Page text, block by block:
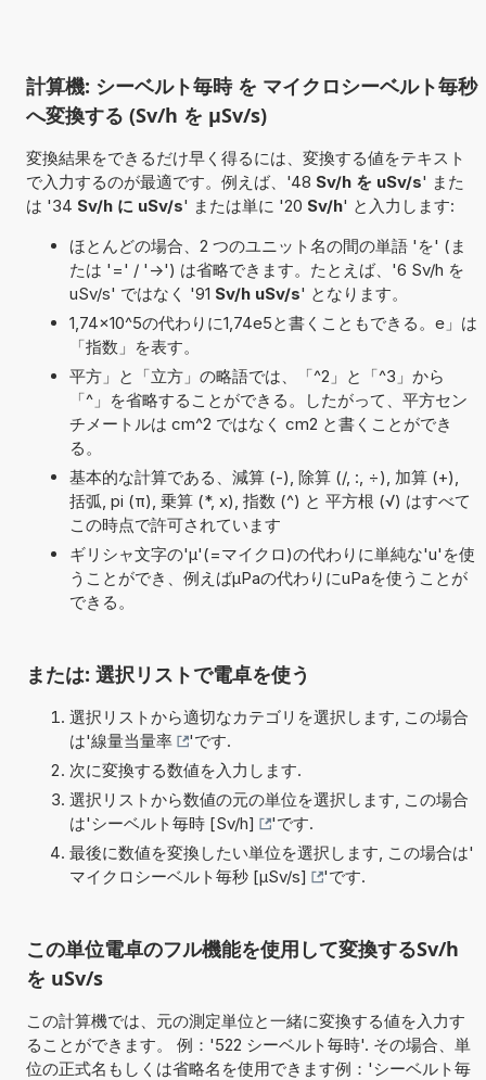
計算機: シーベルト毎時 を マイクロシーベルト毎秒
へ変換する (Sv/h を µSv/s)
変換結果をできるだけ早く得るには、変換する値をテキスト
で入力するのが最適です。例えば、'48 Sv/h を uSv/s' また
は '34 Sv/h に uSv/s' または単に '20 Sv/h' と入力します:
ほとんどの場合、2 つのユニット名の間の単語 'を' (ま
たは '=' / '->') は省略できます。たとえば、'6 Sv/h を
uSv/s' ではなく '91 Sv/h uSv/s' となります。
1,74×10^5の代わりに1,74e5と書くこともできる。e」は
「指数」を表す。
平方」と「立方」の略語では、「^2」と「^3」から
「^」を省略することができる。したがって、平方セン
チメートルは cm^2 ではなく cm2 と書くことができ
る。
基本的な計算である、減算 (-), 除算 (/, :, ÷), 加算 (+),
括弧, pi (π), 乗算 (*, x), 指数 (^) と 平方根 (√) はすべて
この時点で許可されています
ギリシャ文字の'μ'(=マイクロ)の代わりに単純な'u'を使
うことができ、例えばµPaの代わりにuPaを使うことが
できる。
または: 選択リストで電卓を使う
選択リストから適切なカテゴリを選択します, この場合
は'線量当量率
'です.
次に変換する数値を入力します.
選択リストから数値の元の単位を選択します, この場合
は'シーベルト毎時 [Sv/h]
'です.
最後に数値を変換したい単位を選択します, この場合は'
マイクロシーベルト毎秒 [µSv/s]
'です.
この単位電卓のフル機能を使用して変換するSv/h
を uSv/s
この計算機では、元の測定単位と一緒に変換する値を入力す
ることができます。 例：'522 シーベルト毎時'. その場合、単
位の正式名もしくは省略名を使用できます例：'シーベルト毎